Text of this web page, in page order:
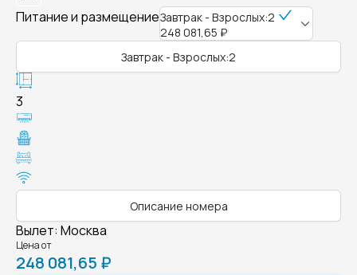
Питание и размещениеЗавтрак - Взрослых:2
248 081,65 ₽
Завтрак - Взрослых:2
3
Описание номера
Вылет: Москва
Цена от
248 081,65 ₽